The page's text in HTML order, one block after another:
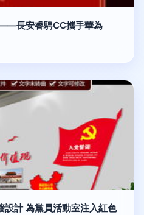
長安睿騁CC攜手華為
設計 為黨員活動室注入紅色